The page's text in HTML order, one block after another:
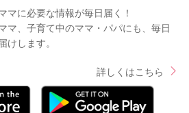
マに必要な情報が毎日届く！
マ、子育て中のママ・パパにも、毎日
します。
詳しくはこちら